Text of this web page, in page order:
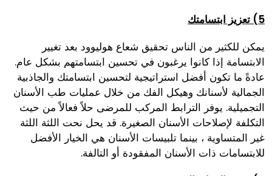
5) تعزيز ابتسامتك
يمكن للكثير من الناس تحقيق شعاع هوليوود بعد تغيير
الابتسامة إذا كانوا يرغبون في تحسين ابتسامتهم بشكل عام.
عادةً ما تكون أفضل استراتيجية لتحسين ابتسامتك والجاذبية
الجمالية لأسنانك وهيكل الفك من خلال عمليات طب الأسنان
التجميلية. يوفر الترابط المركب للمرضى حلاً فعالاً من حيث
التكلفة لإصلاحات الأسنان الصغيرة. قد يحل نحت اللثة اللثة
غير المتساوية ، بينما تلبيسات الأسنان هي الخيار الأفضل
للابتسامات ذات الأسنان المفقودة أو التالفة.